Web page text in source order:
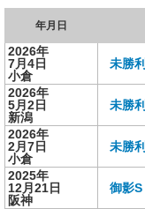
年月日
2026年
7月4日
小倉
未勝利
2026年
5月2日
新潟
未勝利
2026年
2月7日
小倉
未勝利
2025年
12月21日
阪神
御影S